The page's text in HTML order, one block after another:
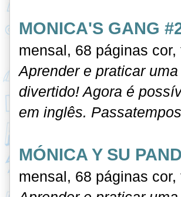
MONICA'S GANG
mensal, 68 páginas
Aprender e praticar
divertido! Agora é
em inglês.
MÓNICA Y SU
mensal, 68 páginas